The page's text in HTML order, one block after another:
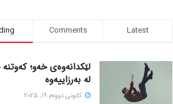
Comments Latest
لێکدانەوەی خەو؛
لە بەرزاییەوە
كانونی دووه‌م 19, 2025